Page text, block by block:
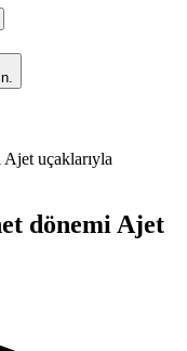
uçaklarıyla
dönemi Ajet